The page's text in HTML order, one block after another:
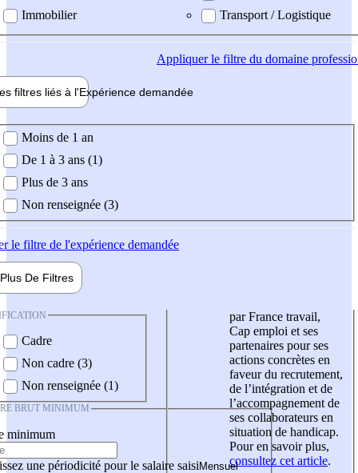
Immobilier
Transport / Logistique
Appliquerle filtre du domaine
filtres liés à l'Expérience demandée
demandée
Moins de 1 an
De 1 à 3 ans (1)
Plus de 3 ans
Non renseignée (3)
le filtre de l'expérience demandée
Plus De Filtres
Cadre
Non cadre (3)
Non renseignée (1)
BRUT MINIMUM
minimum
une périodicité pour le salaire saisi
par France travail,
Cap emploi et ses
partenaires pour ses
actions concrètes en
faveur du recrutement,
de l’intégration et de
l’accompagnement de
ses collaborateurs en
situation de handicap.
Pour en savoir plus,
consultez cet article.